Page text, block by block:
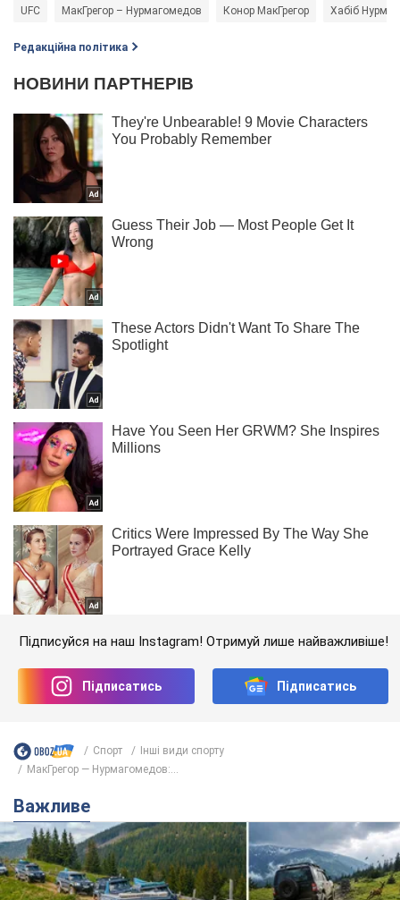
UFC МакГрегор – Нурмагомедов Конор МакГрегор Хабiб
Редакційна політика
Підписуйся на наш Instagram! Отримуй лише найважливіше!
Підписатись Підписатись
Спорт
Інші види спорту
МакГрегор — Нурмагомедов:...
Важливе